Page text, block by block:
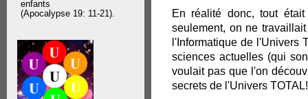
enfants
(Apocalypse 19: 11-21).
En réalité donc, tout
seulement, on ne
l'Informatique de l'Univers
sciences actuelles (qui
voulait pas que l'on
secrets de l'Univers TOTAL!